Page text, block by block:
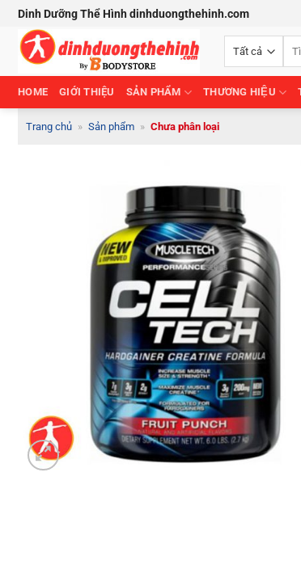
Dinh Dưỡng Thể Hình dinhduongthehinh.com
HOME GIỚI THIỆU SẢN PHẨM THƯƠNG HIỆU
Trang chủ » Sản phẩm » Chưa phân loại